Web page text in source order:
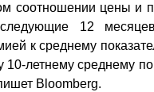
соотношении цены и
12
к среднему
10-летнему среднему
Bloomberg.